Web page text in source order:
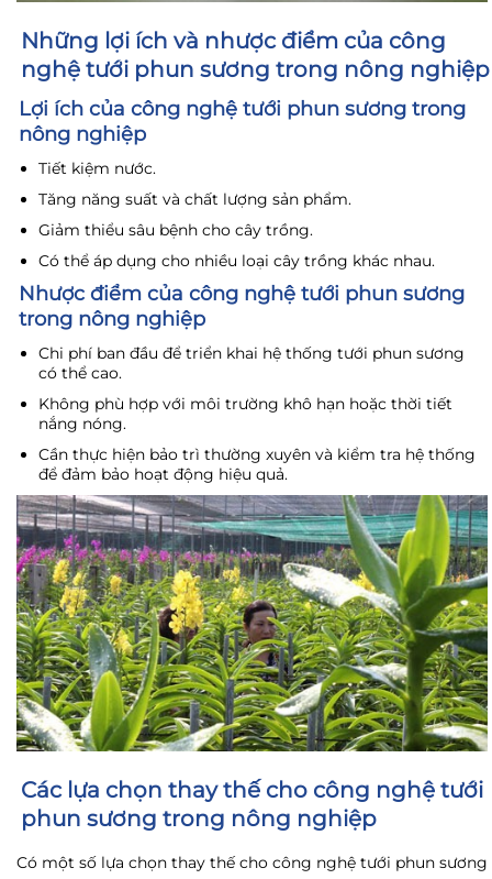
Những lợi ích và nhược điểm của công
nghệ tưới phun sương trong nông nghiệp
Lợi ích của công nghệ tưới phun sương trong
nông nghiệp
Tiết kiệm nước.
Tăng năng suất và chất lượng sản phẩm.
Giảm thiểu sâu bệnh cho cây trồng.
Có thể áp dụng cho nhiều loại cây trồng khác nhau.
Nhược điểm của công nghệ tưới phun sương
trong nông nghiệp
Chi phí ban đầu để triển khai hệ thống tưới phun sương
có thể cao.
Không phù hợp với môi trường khô hạn hoặc thời tiết
nắng nóng.
Cần thực hiện bảo trì thường xuyên và kiểm tra hệ thống
để đảm bảo hoạt động hiệu quả.
Các lựa chọn thay thế cho công nghệ tưới
phun sương trong nông nghiệp
Có một số lựa chọn thay thế cho công nghệ tưới phun sương